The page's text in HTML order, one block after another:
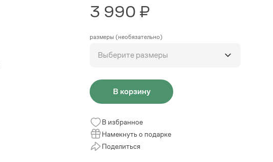
3 990 ₽
размеры (необязательно)
Выберите размеры
В корзину
В избранное
Намекнуть о подарке
Поделиться